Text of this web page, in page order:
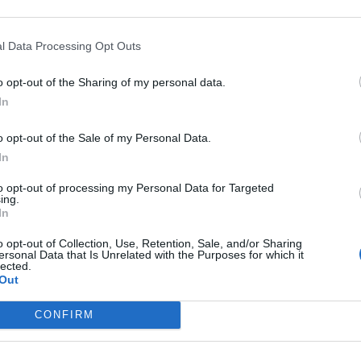
Data Processing Opt Outs
opt-out of the Sharing of my personal data.
opt-out of the Sale of my Personal Data.
opt-out of processing my Personal Data for Targeted
opt-out of Collection, Use, Retention, Sale, and/or Sharing
Data that Is Unrelated with the Purposes for which it
CONFIRM
de ses enfants — Alessandro, Victor et Giacomo — lui
ses proches connaissaient leur histoire et n’avaient
de sa vie privée sur la place publique était le prix à payer
alimentent souvent ce genre de situations.
il a reconnu que certaines blessures restent. Il a avoué
certains comportements ou propos, notamment
ou sur les réseaux sociaux.